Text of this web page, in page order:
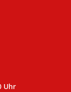
Uhr